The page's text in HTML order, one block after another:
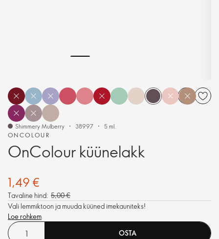
ONCOLOUR
OnColour küünelakk
Shimmery Mulberry 38997 5 ml.
1,49 €
Tavaline hind: 5,00 €
Vali lemmiktoon ja muuda küüned imekauniteks!
Loe rohkem
OSTA